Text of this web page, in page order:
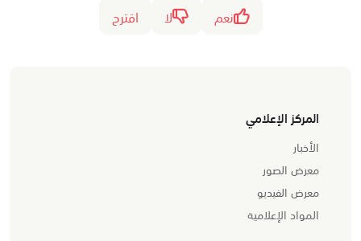
نعم
لا اقترح
المركز الإعلامي
الأخبار
معرض الصور
معرض الفيديو
المواد الإعلامية